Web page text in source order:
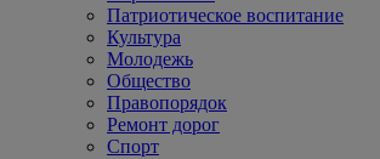
Патриотическое воспитание
Культура
Молодежь
Общество
Правопорядок
Ремонт дорог
Спорт